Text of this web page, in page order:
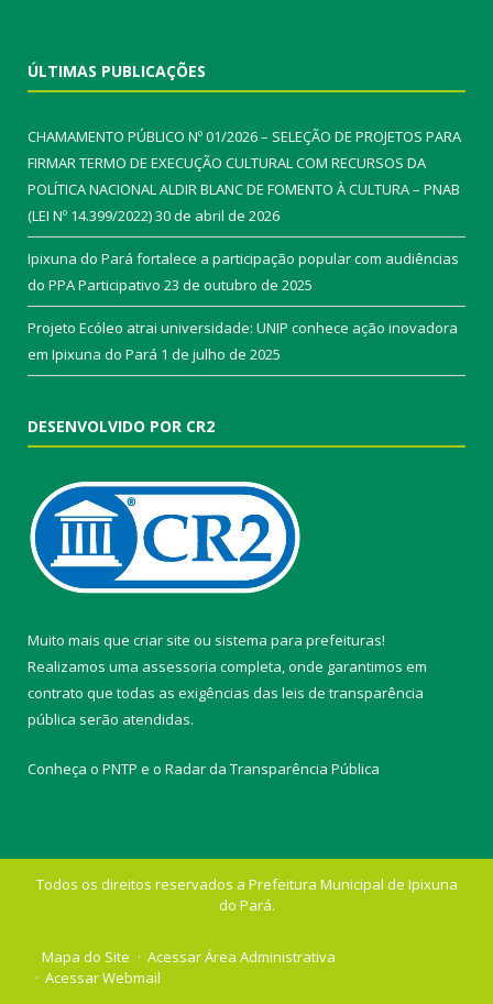
ÚLTIMAS PUBLICAÇÕES
CHAMAMENTO PÚBLICO Nº 01/2026 – SELEÇÃO DE PROJETOS PARA
FIRMAR TERMO DE EXECUÇÃO CULTURAL COM RECURSOS DA
POLÍTICA NACIONAL ALDIR BLANC DE FOMENTO À CULTURA – PNAB
(LEI Nº 14.399/2022)30 de abril de 2026
Ipixuna do Pará fortalece a participação popular com audiências
do PPA Participativo 23 de outubro de 2025
Projeto Ecóleo atrai universidade: UNIP conhece ação inovadora
em Ipixuna do Pará 1 de julho de 2025
DESENVOLVIDO POR CR2
Muito mais que criar site ou sistema para prefeituras!
Realizamos uma assessoria completa, onde garantimos em
contrato que todas as exigências das leis de transparência
pública serão atendidas.
Conheça o PNTP e o Radar da Transparência Pública
Todos os direitos reservados a Prefeitura Municipal de Ipixuna
do Pará.
Mapa do Site
Acessar Área Administrativa
Acessar Webmail